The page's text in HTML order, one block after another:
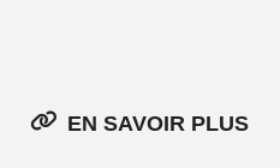
EN SAVOIR PLUS